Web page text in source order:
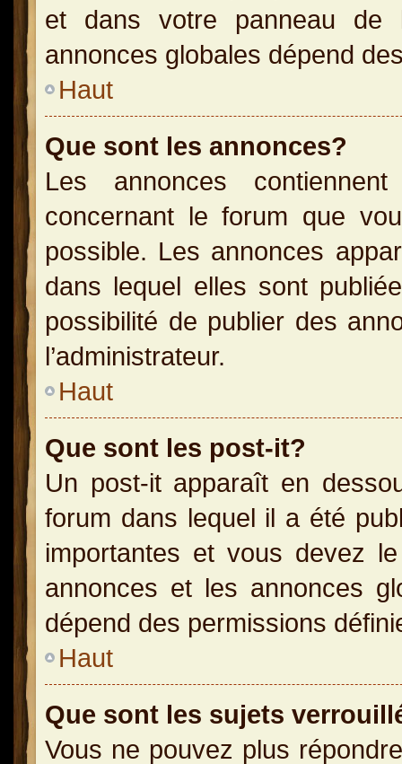
et dans votre panneau de
annonces globales dépend
Haut
Que sont les annonces?
Les annonces
concernant le forum que
possible. Les annonces
dans lequel elles sont
possibilité de publier des
l’administrateur.
Haut
Que sont les post-it?
Un post-it apparaît en
forum dans lequel il a été
importantes et vous devez
annonces et les annonces
dépend des permissions
Haut
Que sont les sujets
Vous ne pouvez plus